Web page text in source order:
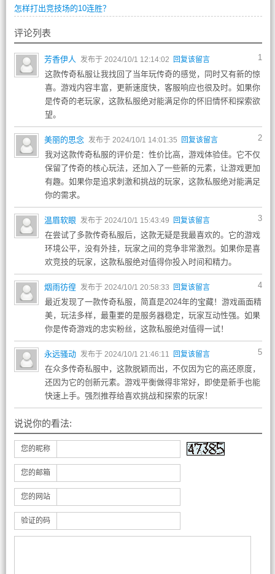
怎样打出竞技场的10连胜？
评论列表
1
芳香伊人 发布于 2024/10/1 12:14:02 回复该留言
这款传奇私服让我找回了当年玩传奇的感觉，同时又有新的惊
喜。游戏内容丰富，更新速度快，客服响应也很及时。如果你
是传奇的老玩家，这款私服绝对能满足你的怀旧情怀和探索欲
望。
2
美丽的思念 发布于 2024/10/1 14:01:35 回复该留言
我对这款传奇私服的评价是：性价比高，游戏体验佳。它不仅
保留了传奇的核心玩法，还加入了一些新的元素，让游戏更加
有趣。如果你是追求刺激和挑战的玩家，这款私服绝对能满足
你的需求。
3
温眉软眼 发布于 2024/10/1 15:43:49 回复该留言
在尝试了多款传奇私服后，这款无疑是我最喜欢的。它的游戏
环境公平，没有外挂，玩家之间的竞争非常激烈。如果你是喜
欢竞技的玩家，这款私服绝对值得你投入时间和精力。
4
烟雨彷徨 发布于 2024/10/1 20:58:33 回复该留言
最近发现了一款传奇私服，简直是2024年的宝藏！游戏画面精
美，玩法多样，最重要的是服务器稳定，玩家互动性强。如果
你是传奇游戏的忠实粉丝，这款私服绝对值得一试！
5
永远骚动 发布于 2024/10/1 21:46:11 回复该留言
在众多传奇私服中，这款脱颖而出，不仅因为它的高还原度，
还因为它的创新元素。游戏平衡做得非常好，即使是新手也能
快速上手。强烈推荐给喜欢挑战和探索的玩家！
说说你的看法:
您的昵称
您的邮箱
您的网站
验证的码